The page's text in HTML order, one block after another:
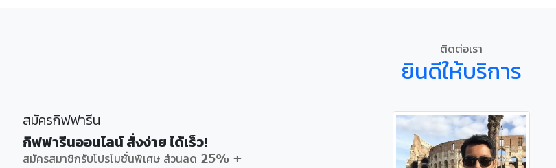
ติดต่อเรา
ยินดีให้บริการ
สมัครกิฟฟารีน
กิฟฟารีนออนไลน์ สั่งง่าย ได้เร็ว!
สมัครสมาชิกรับโปรโมชั่นพิเศษ ส่วนลด 25% +